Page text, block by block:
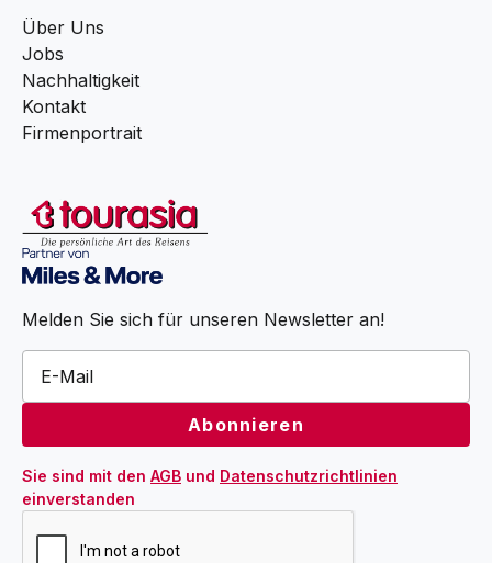
Über Uns
Jobs
Nachhaltigkeit
Kontakt
Firmenportrait
Melden Sie sich für unseren Newsletter an!
Sie sind mit den AGB und Datenschutzrichtlinien
einverstanden